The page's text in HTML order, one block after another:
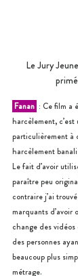
Le Jury
Fanan : Ce film a
harcèlement,
particulièrement à
harcèlement
Le fait d’avoir
paraître peu
contraire j’ai
marquants d’avoir
change des vidéos
des personnes
beaucoup plus
métrage.